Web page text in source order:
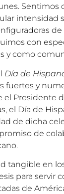
Sentimos
intensidad
con
y como
Día de
fuertes y
Presidente
el Día de
de dicha
de
tangible en
para servir
de